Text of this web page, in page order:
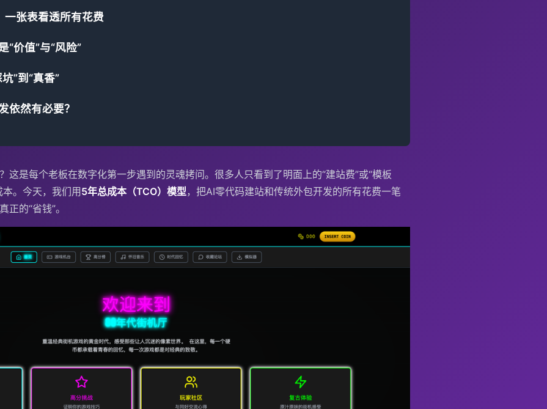
张表看透所有花费
“价值”与“风险”
”到“真香”
依然有必要？
这是每个老板在数字化第一步遇到的灵魂拷问。很多人只看到了明面上的“建站费”或“模板
。今天，我们用 5年总成本（TCO）模型，把AI零代码建站和传统外包开发的所有花费一笔
的“省钱”。